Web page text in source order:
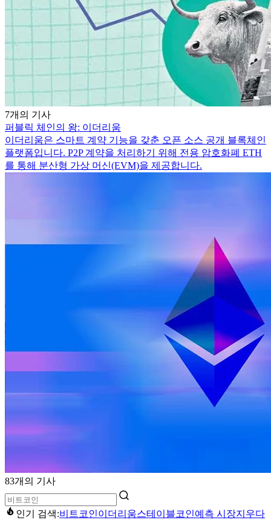
7개의 기사
퍼블릭 체인의 왕: 이더리움
이더리움은 스마트 계약 기능을 갖춘 오픈 소스 공개 블록체인
플랫폼입니다. P2P 계약을 처리하기 위해 전용 암호화폐 ETH
를 통해 분산형 가상 머신(EVM)을 제공합니다.
83개의 기사
인기 검색:비트코인이더리움스테이블코인예측 시장지우다